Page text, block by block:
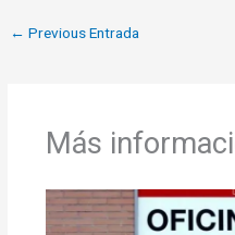
← Previous Entrada
Más